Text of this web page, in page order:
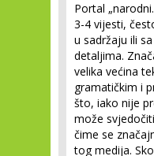
Portal
3-4 vijesti,
u sadržaju ili
detaljima.
velika većina
gramatičkim i
što, iako nije
može
čime se
tog medija.